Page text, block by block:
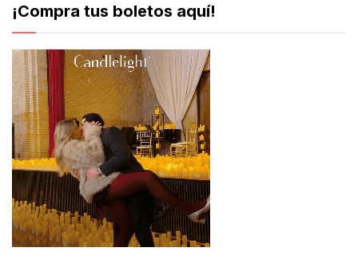
¡Compra tus boletos aquí!